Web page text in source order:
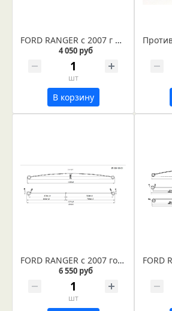
FORD RANGER с 2007 г рессора задняя лист № 3 (Арт. IR 09-11-03)
4 050 руб
шт
В корзину
FORD RANGER с 2007 года рессора задняя усиленная лист № 1 (Арт. IR 09-18-01)
6 550 руб
шт